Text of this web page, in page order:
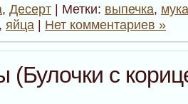
, Десерт | Метки: выпечка, мука
, яйца | Нет комментариев »
(Булочки с